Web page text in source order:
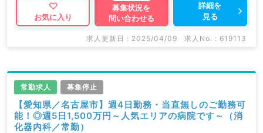
お気に入り
募集状況を
問い合わせる
詳細を
見る
求人更新日 : 2025/04/09 求人No. : 619113
常勤求人 募集停止
【愛知県／名古屋市】週4日勤務・当直無しのご勤務可
能！◎週5日1,500万円～人気エリアの病院です～（消
化器内科／常勤）